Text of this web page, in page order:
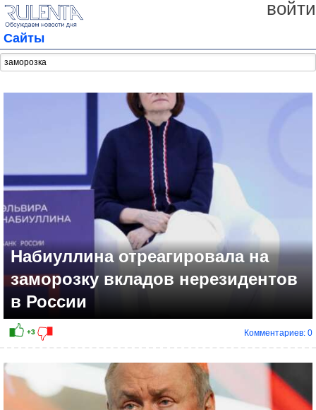
войти
Сайты
Набиуллина отреагировала на
заморозку вкладов нерезидентов
в России
Комментариев: 0